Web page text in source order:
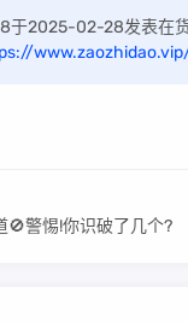
于2025-02-28发表在货
🚫警惕!你识破了几个?